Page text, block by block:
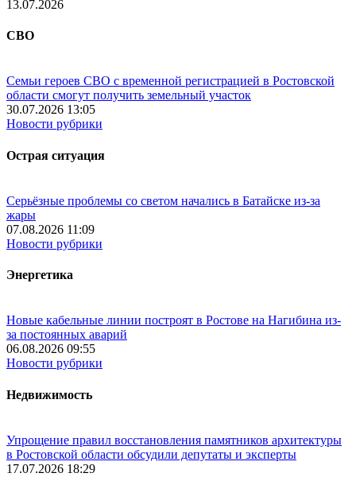
13.07.2026
СВО
Семьи героев СВО с временной регистрацией в Ростовской
области смогут получить земельный участок
30.07.2026 13:05
Новости рубрики
Острая ситуация
Серьёзные проблемы со светом начались в Батайске из-за
жары
07.08.2026 11:09
Новости рубрики
Энергетика
Новые кабельные линии построят в Ростове на Нагибина из-
за постоянных аварий
06.08.2026 09:55
Новости рубрики
Недвижимость
Упрощение правил восстановления памятников архитектуры
в Ростовской области обсудили депутаты и эксперты
17.07.2026 18:29